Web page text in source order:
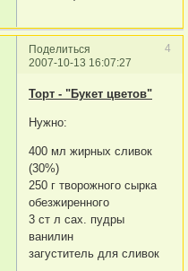
Поделиться
4
2007-10-13 16:07:27
Торт - "Букет цветов"
Нужно:
400 мл жирных сливок
(30%)
250 г творожного сырка
обезжиренного
3 ст л сах. пудры
ванилин
загуститель для сливок